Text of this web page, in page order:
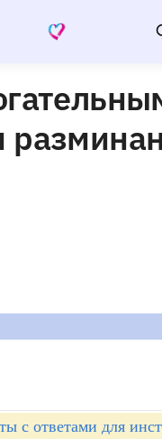
с ответами для